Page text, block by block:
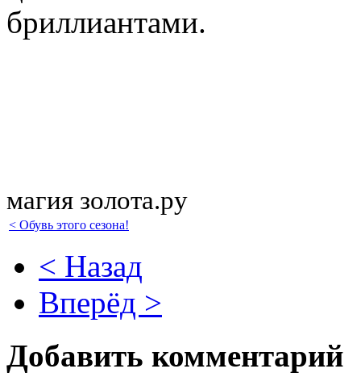
бриллиантами.
магия золота.ру
< Обувь этого сезона!
< Назад
Вперёд >
Добавить комментарий